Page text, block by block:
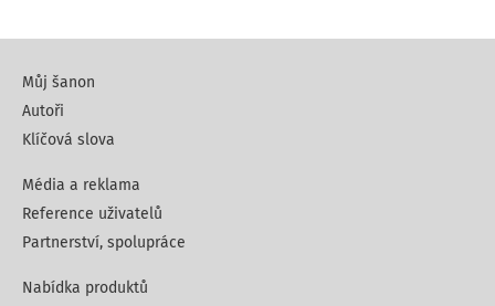
Můj šanon
Autoři
Klíčová slova
Média a reklama
Reference uživatelů
Partnerství, spolupráce
Nabídka produktů